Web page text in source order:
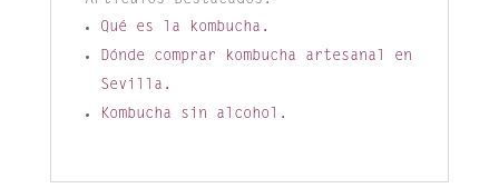
Qué es la kombucha.
Dónde comprar kombucha artesanal en
Sevilla.
Kombucha sin alcohol.